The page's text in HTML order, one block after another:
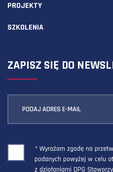
PROJEKTY
SZKOLENIA
ZAPISZ SIĘ DO
PODAJ ADRES E-MAIL
* Wyrażam zgodę na
podanych powyżej w celu
z działaniami DPG